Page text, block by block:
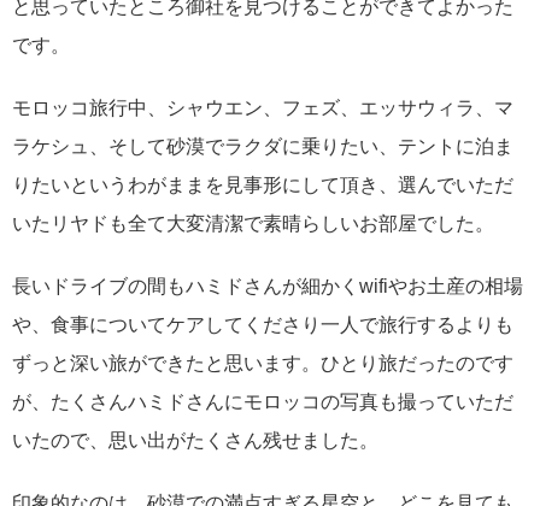
と思っていたところ御社を見つけることができてよかった
です。
モロッコ旅行中、シャウエン、フェズ、エッサウィラ、マ
ラケシュ、そして砂漠でラクダに乗りたい、テントに泊ま
りたいというわがままを見事形にして頂き、選んでいただ
いたリヤドも全て大変清潔で素晴らしいお部屋でした。
長いドライブの間もハミドさんが細かくwifiやお土産の相場
や、食事についてケアしてくださり一人で旅行するよりも
ずっと深い旅ができたと思います。ひとり旅だったのです
が、たくさんハミドさんにモロッコの写真も撮っていただ
いたので、思い出がたくさん残せました。